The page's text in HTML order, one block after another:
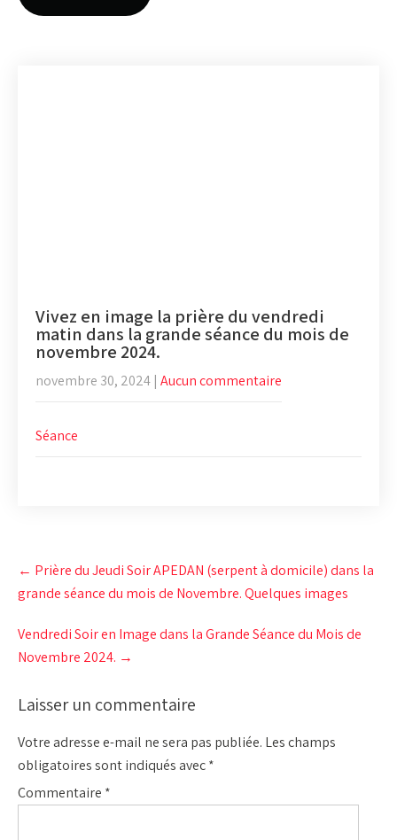
Vivez en image la prière du vendredi
matin dans la grande séance du mois de
novembre 2024.
novembre 30, 2024 | Aucun commentaire
Séance
Post
navigation
← Prière du Jeudi Soir APEDAN (serpent à domicile) dans la
grande séance du mois de Novembre. Quelques images
Vendredi Soir en Image dans la Grande Séance du Mois de
Novembre 2024. →
Laisser un commentaire
Votre adresse e-mail ne sera pas publiée. Les champs
obligatoires sont indiqués avec*
Commentaire *